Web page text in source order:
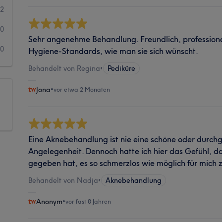
2
0
0
Sehr angenehme Behandlung. Freundlich,
Hygiene-Standards, wie man sie sich wünscht.
Behandelt von Regina• Pediküre
Jona•vor etwa 2 Monaten
Eine Aknebehandlung ist nie eine schöne oder
Angelegenheit. Dennoch hatte ich hier das Gefühl,
gegeben hat, es so schmerzlos wie möglich für mich
Behandelt von Nadja• Aknebehandlung
Anonym•vor fast 8 Jahren